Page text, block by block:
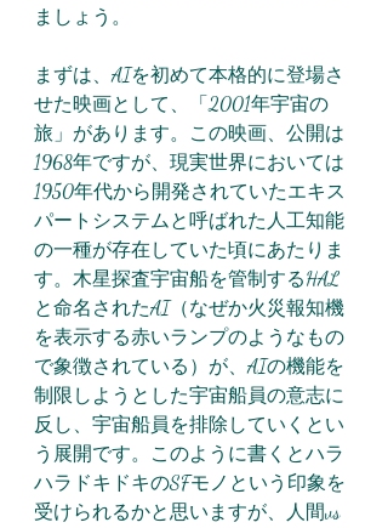
ましょう。
まずは、AIを初めて本格的に登場さ
せた映画として、「2001年宇宙の
旅」があります。この映画、公開は
1968年ですが、現実世界においては
1950年代から開発されていたエキス
パートシステムと呼ばれた人工知能
の一種が存在していた頃にあたりま
す。木星探査宇宙船を管制するHAL
と命名されたAI（なぜか火災報知機
を表示する赤いランプのようなもの
で象徴されている）が、AIの機能を
制限しようとした宇宙船員の意志に
反し、宇宙船員を排除していくとい
う展開です。このように書くとハラ
ハラドキドキのSFモノという印象を
受けられるかと思いますが、人間vs